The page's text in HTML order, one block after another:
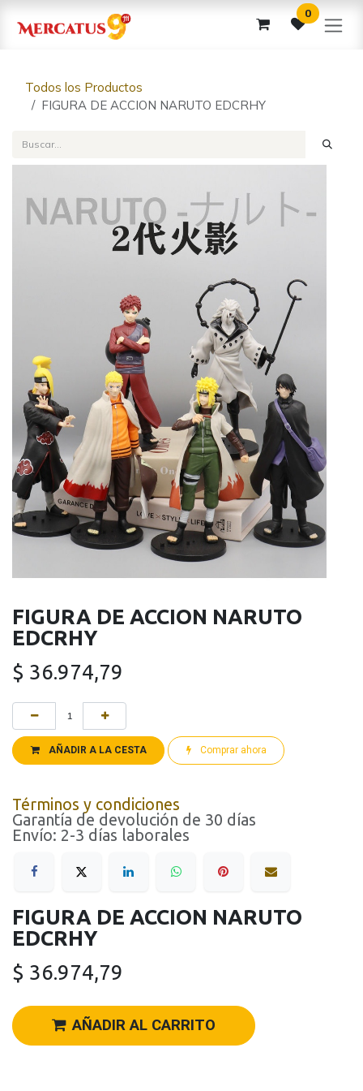
0
Todos los Productos
FIGURA DE ACCION NARUTO EDCRHY
FIGURA DE ACCION NARUTO
EDCRHY
$ 36.974,79
AÑADIR A LA CESTA Comprar ahora
Términos y condiciones
Garantía de devolución de 30 días
Envío: 2-3 días laborales
FIGURA DE ACCION NARUTO
EDCRHY
$ 36.974,79
AÑADIR AL CARRITO